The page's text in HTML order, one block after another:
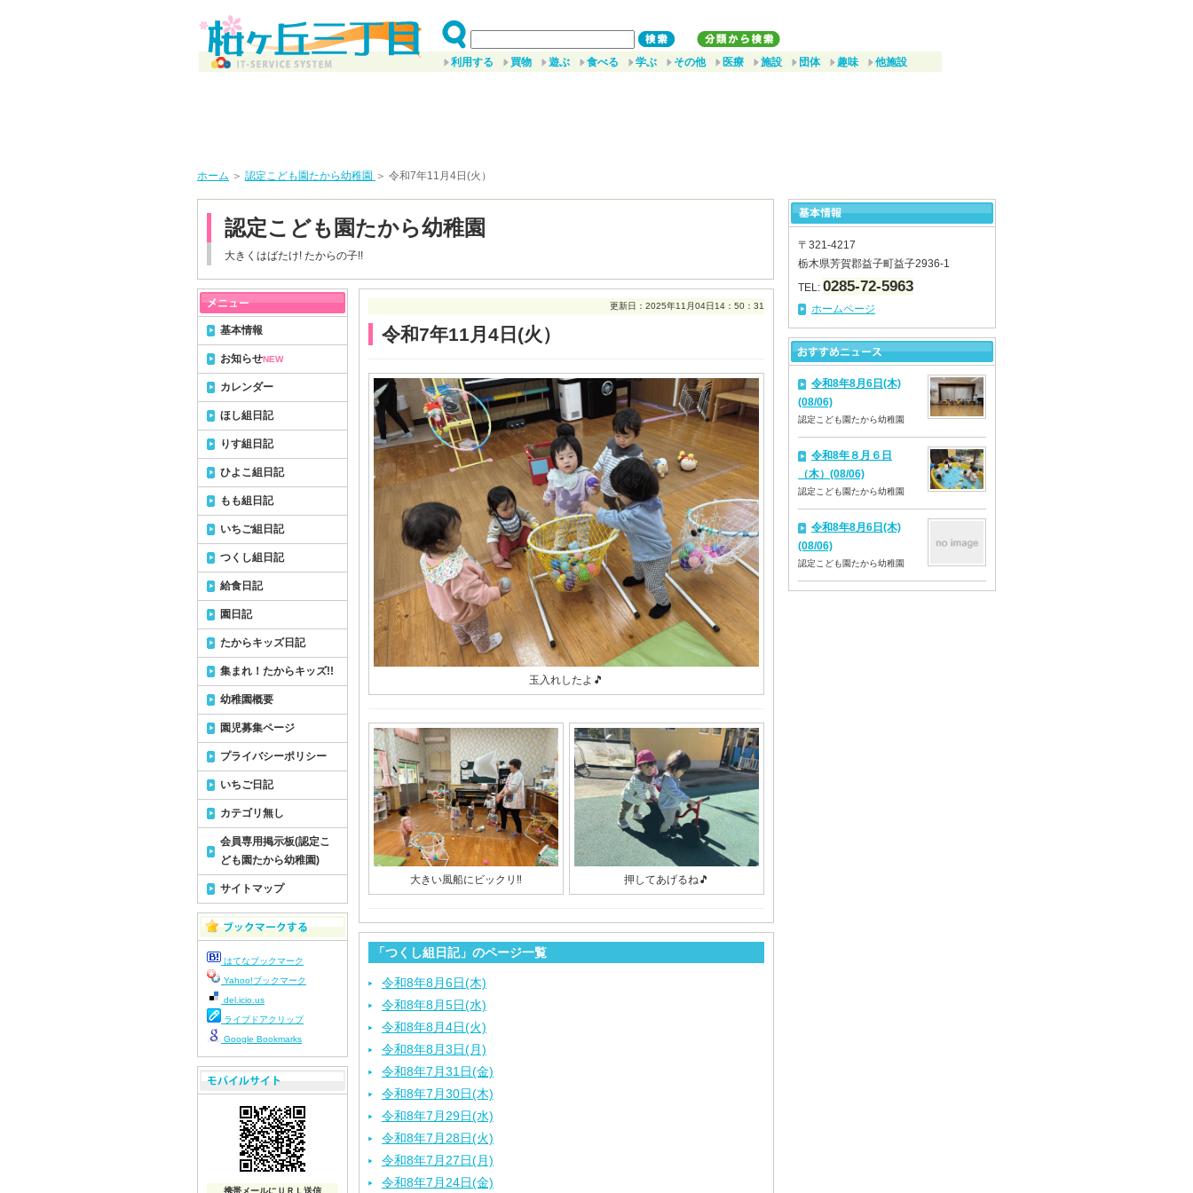
利用する 買物 遊ぶ 食べる 学ぶ その他 医療 施設 団体 趣味 他施設
ホーム ＞ 認定こども園たから幼稚園 ＞ 令和7年11月4日(火）
認定こども園たから幼稚園
大きくはばたけ! たからの子!!
更新日：2025年11月04日14：50：31
令和7年11月4日(火）
玉入れしたよ🎵
大きい風船にビックリ‼︎ 押してあげるね🎵
「つくし組日記」のページ一覧
令和8年8月6日(木)
令和8年8月5日(水)
令和8年8月4日(火)
令和8年8月3日(月)
令和8年7月31日(金)
令和8年7月30日(木)
令和8年7月29日(水)
令和8年7月28日(火)
令和8年7月27日(月)
令和8年7月24日(金)
基本情報
お知らせNEW
カレンダー
ほし組日記
りす組日記
ひよこ組日記
もも組日記
いちご組日記
つくし組日記
給食日記
園日記
たからキッズ日記
集まれ！たからキッズ!!
幼稚園概要
園児募集ページ
プライバシーポリシー
いちご日記
カテゴリ無し
会員専用掲示板(認定こ
ども園たから幼稚園)
サイトマップ
はてなブックマーク
Yahoo!ブックマーク
del.icio.us
ライブドアクリップ
Google Bookmarks
携帯メールにＵＲＬ送信
〒321-4217
栃木県芳賀郡益子町益子2936-1
TEL: 0285-72-5963
ホームページ
令和8年8月6日(木)
(08/06)
認定こども園たから幼稚園
令和8年８月６日
（木）(08/06)
認定こども園たから幼稚園
令和8年8月6日(木)
(08/06)
認定こども園たから幼稚園